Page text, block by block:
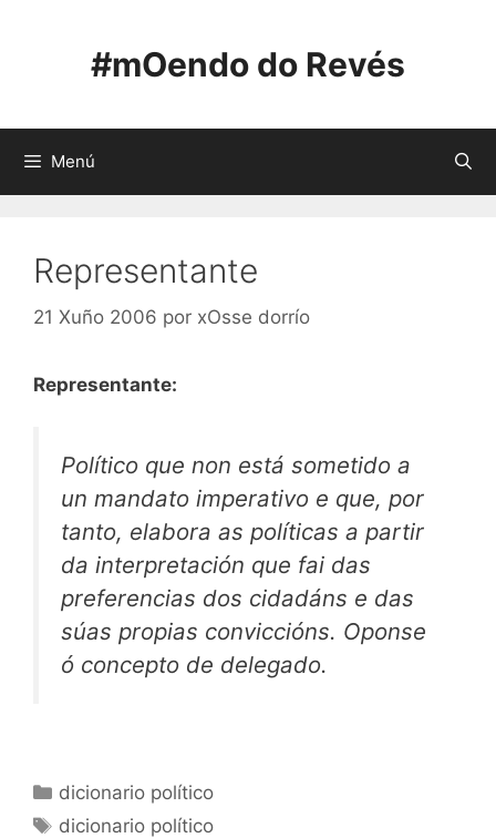
#mOendo do Revés
Menú
Representante
21 Xuño 2006 por xOsse dorrío
Representante:
Político que non está sometido a
un mandato imperativo e que, por
tanto, elabora as políticas a partir
da interpretación que fai das
preferencias dos cidadáns e das
súas propias conviccións. Oponse
ó concepto de delegado.
Categorías
dicionario político
Etiquetas
dicionario político